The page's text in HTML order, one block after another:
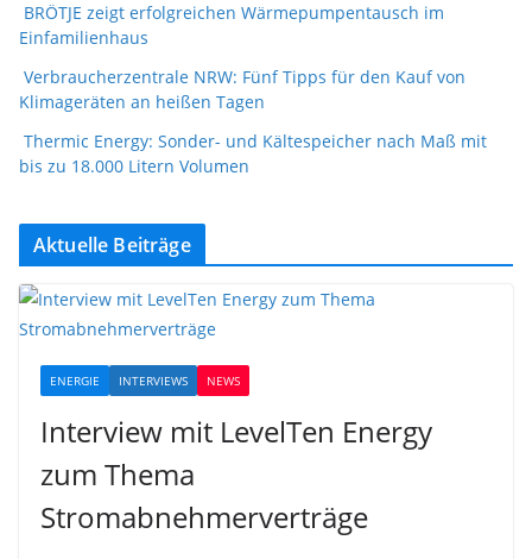
BRÖTJE zeigt erfolgreichen Wärmepumpentausch im
Einfamilienhaus
Verbraucherzentrale NRW: Fünf Tipps für den Kauf von
Klimageräten an heißen Tagen
Thermic Energy: Sonder- und Kältespeicher nach Maß mit
bis zu 18.000 Litern Volumen
Aktuelle Beiträge
ENERGIE INTERVIEWS NEWS
Interview mit LevelTen Energy
zum Thema
Stromabnehmerverträge